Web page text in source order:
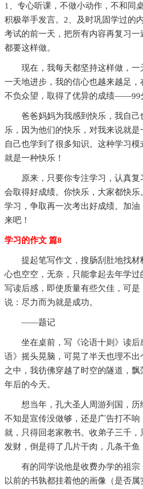
1、专心听课，不做小动作，不和同
积极举手发言。2、及时巩固学过的
考试的前一天，把所有内容再复习
都要这样做。
现在，我每天都坚持这样做，一
一天地进步，我的信心也越来越足，
不负众望，取得了优异的成绩——99
爸爸妈妈为我感到快乐，我自己
乐，因为他们的快乐，对我来说就
自己也学到了很多知识。这种学习
就是一种快乐！
原来，只要你专注学习，认真复
会取得好成绩。你快乐，大家都快
学习，争取再一次考出好成绩。加油
来吧！
学习的作文 篇8
提起笔写作文，搜肠刮肚地找材
心也空空，无奈，只能拿起去年学过
写读后感，即使质量有些欠佳，可
说：尽力而为就是成功。
——题记
坐在桌前，写《论语十则》读后
语》摇头晃脑，可晃了半天也理不
之中，我彷佛穿越了时空的隧道，
年后的今天。
想当年，孔大圣人周游列国，历
不知是宣传没做够，还是广告打不
就，只得回老家教书。收弟子三千
发财，倒是得了几片干肉，几条干鱼
有的同学说他是收费办学的祖宗
以前的书孰都挂着他的画像（是否属